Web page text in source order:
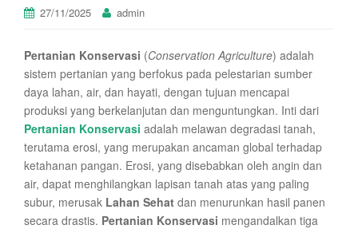
27/11/2025 admin
Pertanian Konservasi (Conservation Agriculture) adalah
sistem pertanian yang berfokus pada pelestarian sumber
daya lahan, air, dan hayati, dengan tujuan mencapai
produksi yang berkelanjutan dan menguntungkan. Inti dari
Pertanian Konservasi adalah melawan degradasi tanah,
terutama erosi, yang merupakan ancaman global terhadap
ketahanan pangan. Erosi, yang disebabkan oleh angin dan
air, dapat menghilangkan lapisan tanah atas yang paling
subur, merusak Lahan Sehat dan menurunkan hasil panen
secara drastis. Pertanian Konservasi mengandalkan tiga